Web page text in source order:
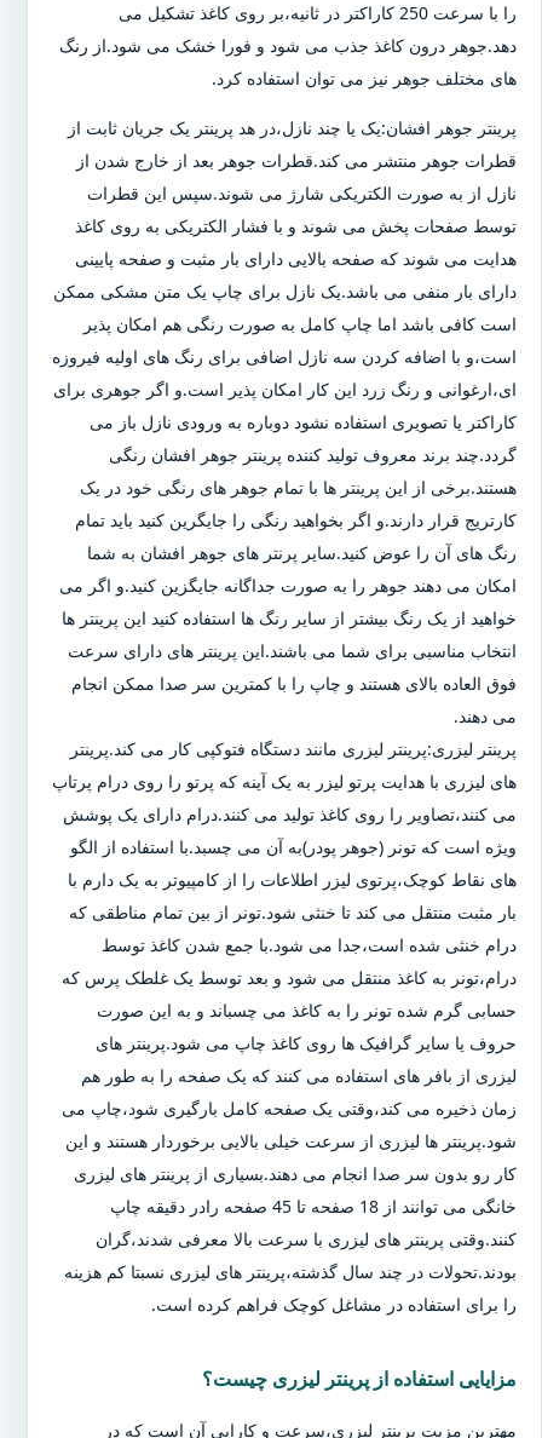
را با سرعت 250 کاراکتر در ثانیه،بر روی کاغذ تشکیل می
دهد.جوهر درون کاغذ جذب می شود و فورا خشک می شود.از رنگ
های مختلف جوهر نیز می توان استفاده کرد.
پرینتر جوهر افشان:یک یا چند نازل،در هد پرینتر یک جریان ثابت از
قطرات جوهر منتشر می کند.قطرات جوهر بعد از خارج شدن از
نازل از به صورت الکتریکی شارژ می شوند.سپس این قطرات
توسط صفحات پخش می شوند و با فشار الکتریکی به روی کاغذ
هدایت می شوند که صفحه بالایی دارای بار مثبت و صفحه پایینی
دارای بار منفی می باشد.یک نازل برای چاپ یک متن مشکی ممکن
است کافی باشد اما چاپ کامل به صورت رنگی هم امکان پذیر
است،و با اضافه کردن سه نازل اضافی برای رنگ های اولیه فیروزه
ای،ارغوانی و رنگ زرد این کار امکان پذیر است.و اگر جوهری برای
کاراکتر یا تصویری استفاده نشود دوباره به ورودی نازل باز می
گردد.چند برند معروف تولید کننده پرینتر جوهر افشان رنگی
هستند.برخی از این پرینتر ها با تمام جوهر های رنگی خود در یک
کارتریج قرار دارند.و اگر بخواهید رنگی را جایگرین کنید باید تمام
رنگ های آن را عوض کنید.سایر پرنتر های جوهر افشان به شما
امکان می دهند جوهر را به صورت جداگانه جایگزین کنید.و اگر می
خواهید از یک رنگ بیشتر از سایر رنگ ها استفاده کنید این پرینتر ها
انتخاب مناسبی برای شما می باشند.این پرینتر های دارای سرعت
فوق العاده بالای هستند و چاپ را با کمترین سر صدا ممکن انجام
می دهند.
پرینتر لیزری:پرینتر لیزری مانند دستگاه فتوکپی کار می کند.پرینتر
های لیزری با هدایت پرتو لیزر به یک آینه که پرتو را روی درام پرتاپ
می کنند،تصاویر را روی کاغذ تولید می کنند.درام دارای یک پوشش
ویژه است که تونر (جوهر پودر)به آن می چسبد.با استفاده از الگو
های نقاط کوچک،پرتوی لیزر اطلاعات را از کامپیوتر به یک دارم با
بار مثبت منتقل می کند تا خنثی شود.تونر از بین تمام مناطقی که
درام خنثی شده است،جدا می شود.با جمع شدن کاغذ توسط
درام،تونر به کاغذ منتقل می شود و بعد توسط یک غلطک پرس که
حسابی گرم شده تونر را به کاغذ می چسباند و به این صورت
حروف یا سایر گرافیک ها روی کاغذ چاپ می شود.پرینتر های
لیزری از بافر های استفاده می کنند که یک صفحه را به طور هم
زمان ذخیره می کند،وقتی یک صفحه کامل بارگیری شود،چاپ می
شود.پرینتر ها لیزری از سرعت خیلی بالایی برخوردار هستند و این
کار رو بدون سر صدا انجام می دهند.بسیاری از پرینتر های لیزری
خانگی می توانند از 18 صفحه تا 45 صفحه رادر دقیقه چاپ
کنند.وقتی پرینتر های لیزری با سرعت بالا معرفی شدند،گران
بودند.تحولات در چند سال گذشته،پرینتر های لیزری نسبتا کم هزینه
را برای استفاده در مشاغل کوچک فراهم کرده است.
مزایایی استفاده از پرینتر لیزری چیست؟
مهترین مزیت پرینتر لیزری،سرعت و کارایی آن است که در